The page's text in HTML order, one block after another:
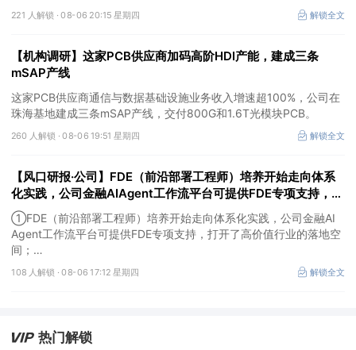
设备逐步成为刚需，现已进入头部客户供应体系。
221 人解锁 ·08-06 20:15 星期四 解锁全文
【机构调研】这家PCB供应商加码高阶HDI产能，建成三条
mSAP产线
这家PCB供应商通信与数据基础设施业务收入增速超100%，公司在
珠海基地建成三条mSAP产线，交付800G和1.6T光模块PCB。
260 人解锁 ·08-06 19:51 星期四 解锁全文
【风口研报·公司】FDE（前沿部署工程师）培养开始走向体系
化实践，公司金融AIAgent工作流平台可提供FDE专项支持，打
开了高价值行业的落地空间；另有公司兼具成长强确定性、低估
值、高股息属性
①FDE（前沿部署工程师）培养开始走向体系化实践，公司金融AI
Agent工作流平台可提供FDE专项支持，打开了高价值行业的落地空
间；
②这家公司兼具成长强确定性、低估值、高股息属性，受益于国内
外贸易额高速增长，且还有AI应用加速渗透+跨境支付等成长极。
108 人解锁 ·08-06 17:12 星期四 解锁全文
热门解锁